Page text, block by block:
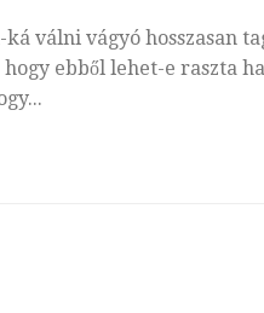
válni vágyó hosszasan
ebből lehet-e raszta